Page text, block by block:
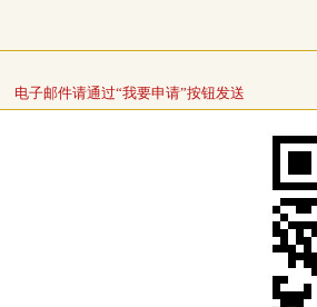
电子邮件请通过“我要申请”按钮发送